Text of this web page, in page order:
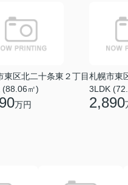
東区北二十条東２丁目
(88.06㎡)
万円
札幌市東
3LDK
2,890